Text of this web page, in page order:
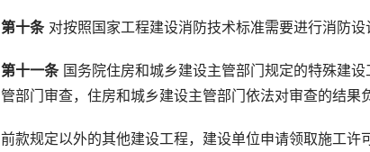
第十条 对按照国家工程建设消防技术标准需要进行消防设
第十一条 国务院住房和城乡建设主管部门规定的特殊建
管部门审查，住房和城乡建设主管部门依法对审查的结果
前款规定以外的其他建设工程，建设单位申请领取施工